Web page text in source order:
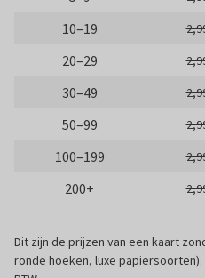
10–19
20–29
30–49
50–99
100–199
200+
Dit zijn de prijzen van een kaart
ronde hoeken, luxe